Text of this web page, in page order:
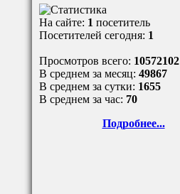
На сайте: 1 посетитель
Посетителей сегодня: 1
Просмотров всего: 10572102
В среднем за месяц: 49867
В среднем за сутки: 1655
В среднем за час: 70
Подробнее...